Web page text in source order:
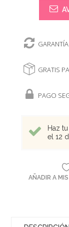
GRATIS
PAGO
Haz
el 12
AÑADIR A